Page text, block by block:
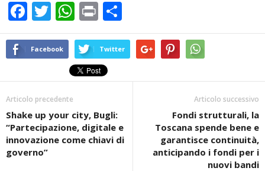
F
a
c
b
o
o
k
T
wi
tt
W
h
at
s
A
p
Pr
in
t
o
n
vi
Facebook Twitter
Articolo precedente
Shake up your city, Bugli:
“Partecipazione, digitale e
innovazione come chiavi di
governo”
Articolo successivo
Fondi strutturali, la
Toscana spende bene e
garantisce continuità,
anticipando i fondi per i
nuovi bandi